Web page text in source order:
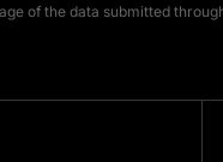
of the data submitted